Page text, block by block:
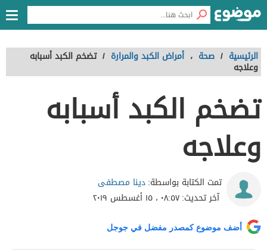
الرئيسية / صحة ، أمراض الكبد والمرارة / تضخم الكبد أسبابه
وعلاجه
تضخم الكبد أسبابه
وعلاجه
تمت الكتابة بواسطة:دينا مصطفى
آخر تحديث:٠٨:٥٧ ، ١٥ أغسطس ٢٠١٩
أضف موضوع كمصدر مفضل في جوجل